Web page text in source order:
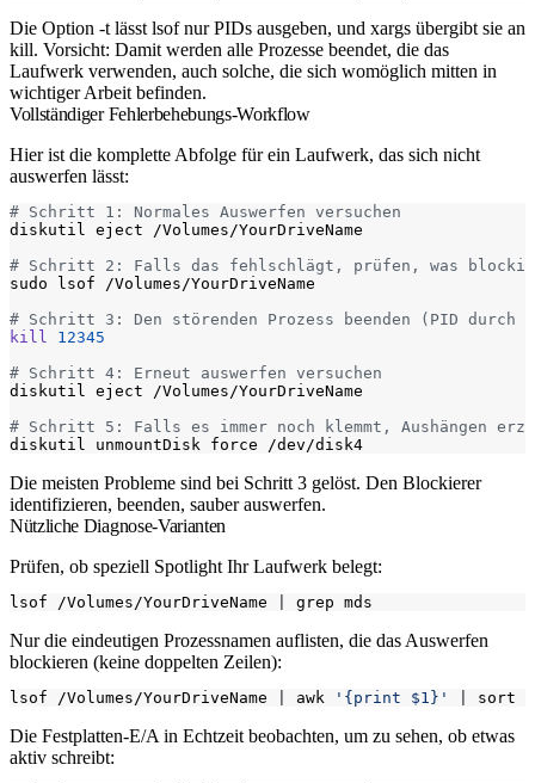
Die Option -t lässt lsofnur PIDs ausgeben, und xargs übergibt sie an
kill. Vorsicht: Damit werden alle Prozesse beendet, die das
Laufwerk verwenden, auch solche, die sich womöglich mitten in
wichtiger Arbeit befinden.
Vollständiger Fehlerbehebungs-Workflow
Hier ist die komplette Abfolge für ein Laufwerk, das sich nicht
auswerfen lässt:
# Schritt 1: Normales Auswerfen versuchen
# Schritt 2: Falls das fehlschlägt, prüfen, was
# Schritt 3: Den störenden Prozess beenden (PID durch
kill
12345
# Schritt 4: Erneut auswerfen versuchen
# Schritt 5: Falls es immer noch klemmt, Aushängen
Die meisten Probleme sind bei Schritt 3 gelöst. Den Blockierer
identifizieren, beenden, sauber auswerfen.
Nützliche Diagnose-Varianten
Prüfen, ob speziell Spotlight Ihr Laufwerk belegt:
lsof /Volumes/YourDriveName
Nur die eindeutigen Prozessnamen auflisten, die das Auswerfen
blockieren (keine doppelten Zeilen):
lsof /Volumes/YourDriveName awk '{print $1}'
Die Festplatten-E/A in Echtzeit beobachten, um zu sehen, ob etwas
aktiv schreibt: